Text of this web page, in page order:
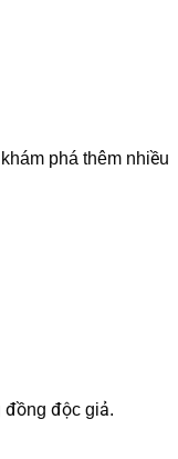
phá thêm nhiều
đồng độc giả.